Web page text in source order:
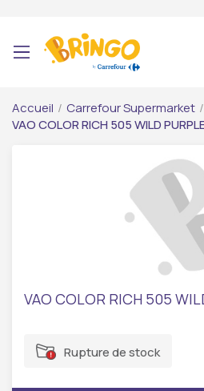
Accueil / Carrefour Supermarket /
VAO COLOR RICH 505 WILD
VAO COLOR RICH 505
Rupture de stock